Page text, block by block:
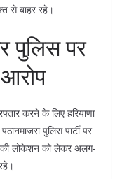
से बाहर रहे।
पुलिस पर
करने के लिए हरियाणा
पुलिस पार्टी पर
लोकेशन को लेकर अलग-